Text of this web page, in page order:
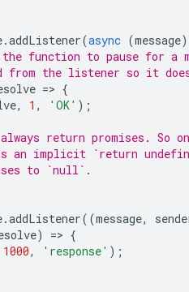
.addListener(async (message)
function to pause for a
the listener so it
=> {
, 1 , 'OK' );
return promises. So
an implicit `return
to `null`.
.addListener((message,
) => {
1000, 'response' );